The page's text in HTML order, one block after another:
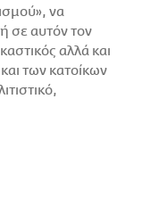
να
σε αυτόν τον
αλλά και
των κατοίκων